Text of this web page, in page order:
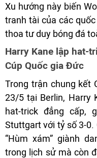
Xu hướng này biến
tranh tài của các
thoa tư duy bóng đá
Harry Kane lập hat-
Cúp Quốc gia Đức
Trong trận chung kết
23/5 tại Berlin, Harry
hat-trick đẳng cấp,
Stuttgart với tỷ số 3-0.
“Hùm xám” giành
trong lịch sử mà còn